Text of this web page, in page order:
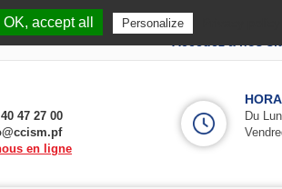
40 47 27 00
en ligne
Du
accept all Personalize